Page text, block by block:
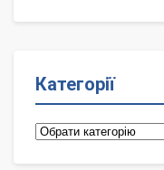
Категорії
Категорії